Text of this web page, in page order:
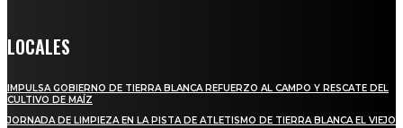
LOCALES
IMPULSA GOBIERNO DE TIERRA BLANCA REFUERZO AL CAMPO Y RESCATE DEL
CULTIVO DE MAÍZ
JORNADA DE LIMPIEZA EN LA PISTA DE ATLETISMO DE TIERRA BLANCA EL VIEJO